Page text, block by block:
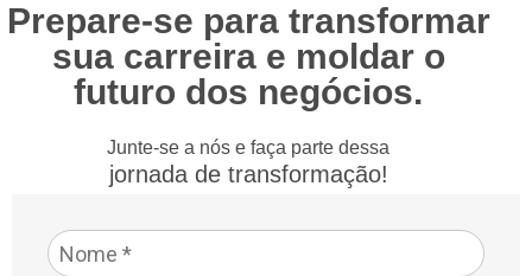
Prepare-se para transformar
sua carreira e moldar o
futuro dos negócios.
Junte-se a nós e faça parte dessa
jornada de transformação!